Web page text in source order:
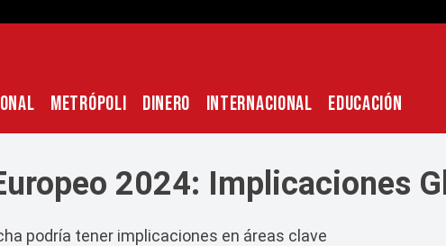
METRÓPOLI DINERO INTERNACIONAL EDUCACIÓN
2024: Implicaciones
podría tener implicaciones en áreas clave